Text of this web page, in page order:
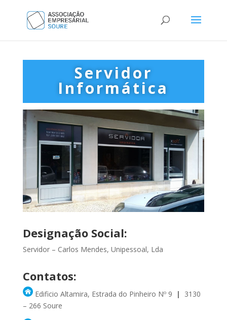
Servidor
Informática
Designação Social:
Servidor – Carlos Mendes, Unipessoal, Lda
Contatos:
Edificio Altamira, Estrada do Pinheiro Nº 9 |
3130
– 266 Soure